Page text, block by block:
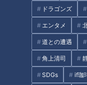
ドラゴンズ
エンタメ
道との遭遇
角上清司
SDGs if珈
CBCテレビ『チャント！』
鬼トレその①は、『
バーベルを担いで負荷
すが、15回でつらさの
それぞれ調整して行い